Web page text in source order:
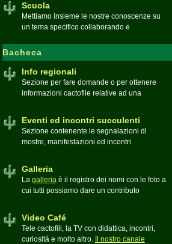
Moderatore
Scuola
Mettiamo insieme le nostre conoscenze su
un tema specifico collaborando e
cactofilo
Bacheca
Info regionali
Sezione per fare domande o per ottenere
informazioni cactofile relative ad una
Eventi ed incontri succulenti
Sezione contenente le segnalazioni di
mostre, manifestazioni ed incontri
Galleria
La galleriaè il registro dei nomi con le foto a
cui tutti possiamo dare un contributo
spazio discutiamo SOLO di errori,
inesattezze, idee e altro inerenti l'argomento
Video Café
Tele cactofili, la TV con didattica, incontri,
curiosità e molto altro.
Il nostro canale